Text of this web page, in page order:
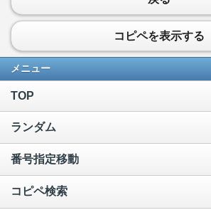
コピペを表示する
メニュー
TOP
ランダム
番号指定移動
コピペ検索